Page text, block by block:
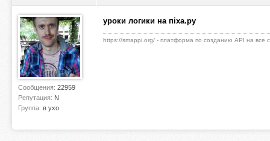
Сообщения: 22959
Репутация: N
Группа: в ухо
уроки логики на пiха.ру
https://smappi.org/ - платформа по созданию API на все